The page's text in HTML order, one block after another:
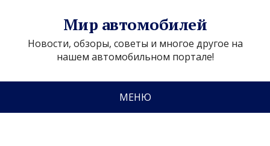
Мир автомобилей
Новости, обзоры, советы и многое другое на
нашем автомобильном портале!
МЕНЮ